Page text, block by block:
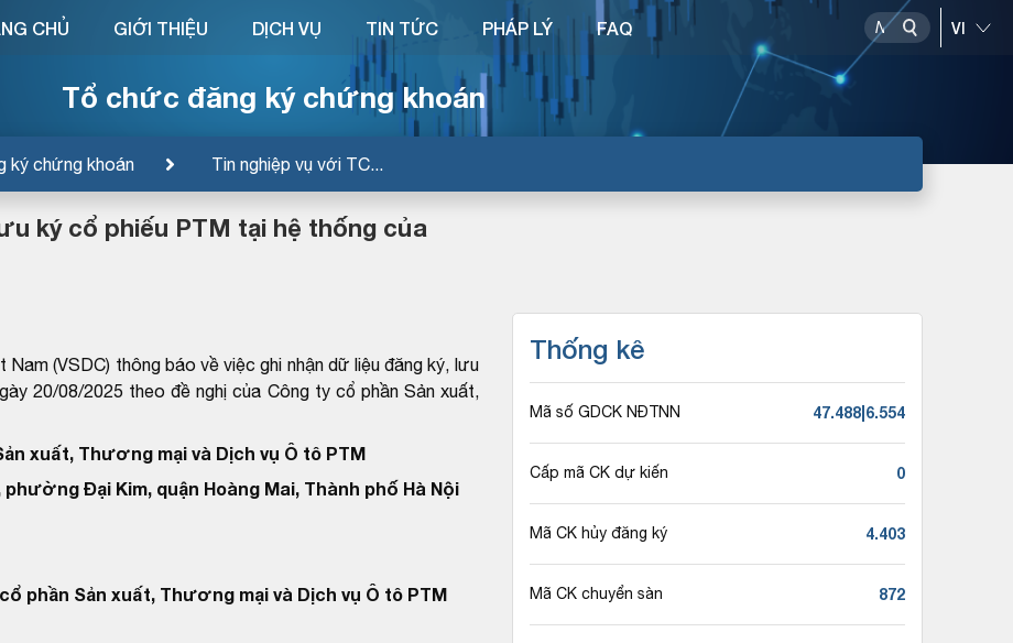
Tổ chức đăng ký chứng khoán
ký chứng khoán Tin nghiệp vụ với TC...
CHỦ GIỚI THIỆU DỊCH VỤ TIN TỨC PHÁP LÝ FAQ
ký cổ phiếu PTM tại hệ thống của
(VSDC) thông báo về việc ghi nhận dữ liệu đăng ký, lưu
20/08/2025 theo đề nghị của Công ty cổ phần Sản xuất,
xuất, Thương mại và Dịch vụ Ô tô PTM
phường Đại Kim, quận Hoàng Mai, Thành phố Hà Nội
phần Sản xuất, Thương mại và Dịch vụ Ô tô PTM
Thống kê
Mã số GDCK NĐTNN 47.488|6.554
Cấp mã CK dự kiến 0
Mã CK hủy đăng ký 4.403
Mã CK chuyển sàn 872